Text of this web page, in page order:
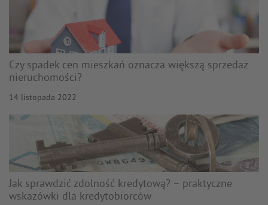
Czy spadek cen mieszkań oznacza większą sprzedaż
nieruchomości?
14 listopada 2022
Jak sprawdzić zdolność kredytową? – praktyczne
wskazówki dla kredytobiorców